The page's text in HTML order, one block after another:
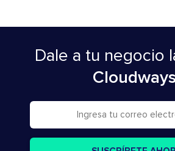
Dale a tu negocio
Cloudways